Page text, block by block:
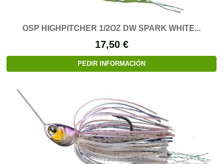
OSP HIGHPITCHER 1/2OZ DW SPARK WHITE...
17,50 €
PEDIR INFORMACIÓN